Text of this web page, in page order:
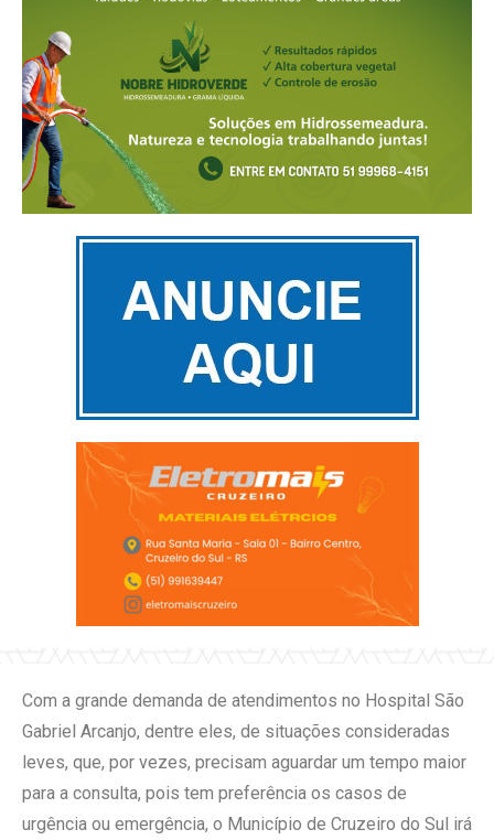
Com a grande demanda de atendimentos no Hospital São
Gabriel Arcanjo, dentre eles, de situações consideradas
leves, que, por vezes, precisam aguardar um tempo maior
para a consulta, pois tem preferência os casos de
urgência ou emergência, o Município de Cruzeiro do Sul irá